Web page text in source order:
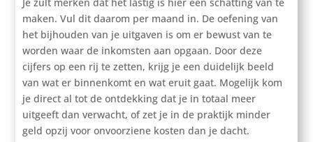
maken. Vul dit daarom per maand in. De oefening van
het bijhouden van je uitgaven is om er bewust van te
worden waar de inkomsten aan opgaan. Door deze
cijfers op een rij te zetten, krijg je een duidelijk beeld
van wat er binnenkomt en wat eruit gaat. Mogelijk kom
je direct al tot de ontdekking dat je in totaal meer
uitgeeft dan verwacht, of zet je in de praktijk minder
geld opzij voor onvoorziene kosten dan je dacht.